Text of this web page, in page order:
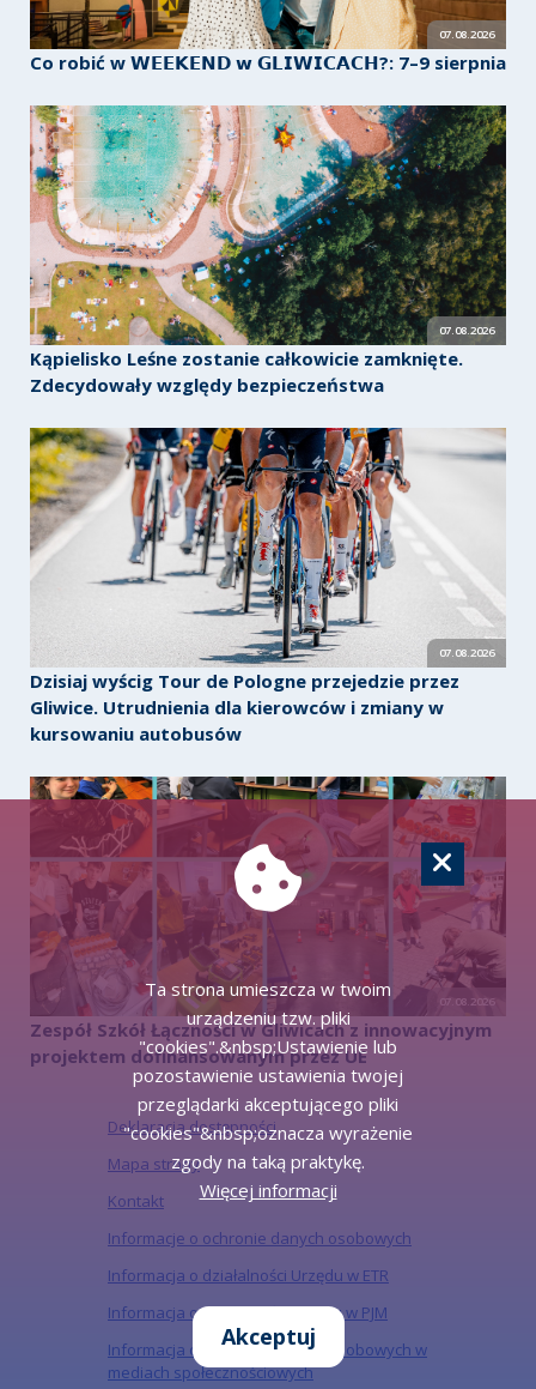
07.08.2026
Co robić w 𝗪𝗘𝗘𝗞𝗘𝗡𝗗 𝘄 𝗚𝗟𝗜𝗪𝗜𝗖𝗔𝗖𝗛?: 7–9 sierpnia
07.08.2026
Kąpielisko Leśne zostanie całkowicie zamknięte.
Zdecydowały względy bezpieczeństwa
07.08.2026
Dzisiaj wyścig Tour de Pologne przejedzie przez
Gliwice. Utrudnienia dla kierowców i zmiany w
kursowaniu autobusów
07.08.2026
Zespół Szkół Łączności w Gliwicach z innowacyjnym
projektem dofinansowanym przez UE
Deklaracja dostępności
Mapa strony
Kontakt
Informacje o ochronie danych osobowych
Informacja o działalności Urzędu w ETR
Informacja o działalności urzędu w PJM
Informacja o ochronie danych osobowych w
mediach społecznościowych
Ta strona umieszcza w twoim
urządzeniu tzw. pliki
"cookies".&nbsp;Ustawienie lub
pozostawienie ustawienia twojej
przeglądarki akceptującego pliki
"cookies"&nbsp;oznacza wyrażenie
zgody na taką praktykę.
Więcej informacji
Akceptuj